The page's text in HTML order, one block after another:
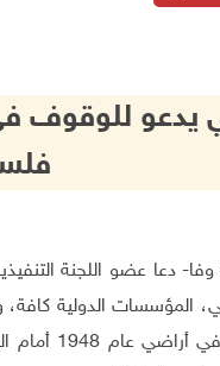
يدعو للوقوف
رام الله 24-5-2021 وفا- دعا عضو
المؤسسات الدولية
حماية